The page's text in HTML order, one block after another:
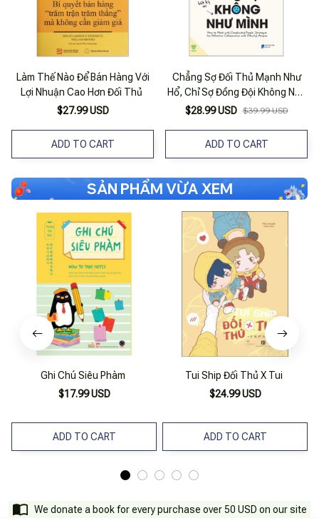
Làm Thế Nào Để Bán Hàng Với
Lợi Nhuận Cao Hơn Đối Thủ
$27.99 USD
ADD TO CART
Chẳng Sợ Đối Thủ Mạnh Như
Hổ, Chỉ Sợ Đồng Đội Không Như
Mình
$28.99 USD $39.99 USD
ADD TO CART
SẢN PHẨM VỪA XEM
Ghi Chú Siêu Phàm
$17.99 USD
ADD TO CART
Tui Ship Đối Thủ X Tui
$24.99 USD
ADD TO CART
We donate a book for every purchase over 50 USD on our site